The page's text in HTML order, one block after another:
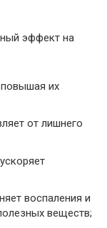
эффект на
их
от лишнего
воспаления и
веществ;